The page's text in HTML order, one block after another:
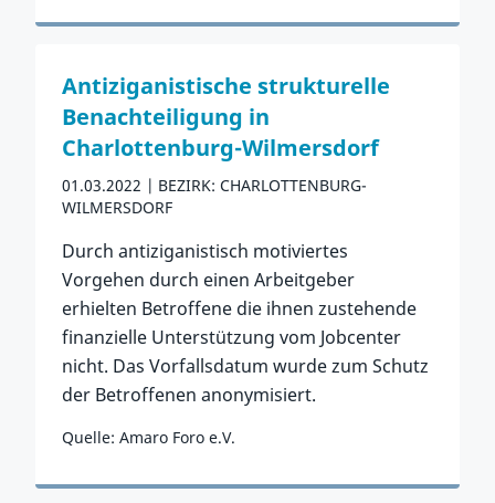
Zum Vorfall
Antiziganistische strukturelle
Benachteiligung in
Charlottenburg-Wilmersdorf
01.03.2022
BEZIRK: CHARLOTTENBURG-
WILMERSDORF
Durch antiziganistisch motiviertes
Vorgehen durch einen Arbeitgeber
erhielten Betroffene die ihnen zustehende
finanzielle Unterstützung vom Jobcenter
nicht. Das Vorfallsdatum wurde zum Schutz
der Betroffenen anonymisiert.
Quelle: Amaro Foro e.V.
Zum Vorfall